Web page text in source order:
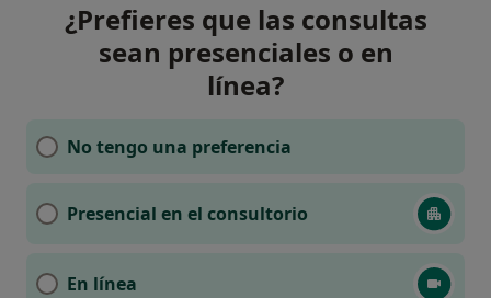
¿Prefieres que las consultas
sean presenciales o en
línea?
No tengo una preferencia
Presencial en el consultorio
En línea